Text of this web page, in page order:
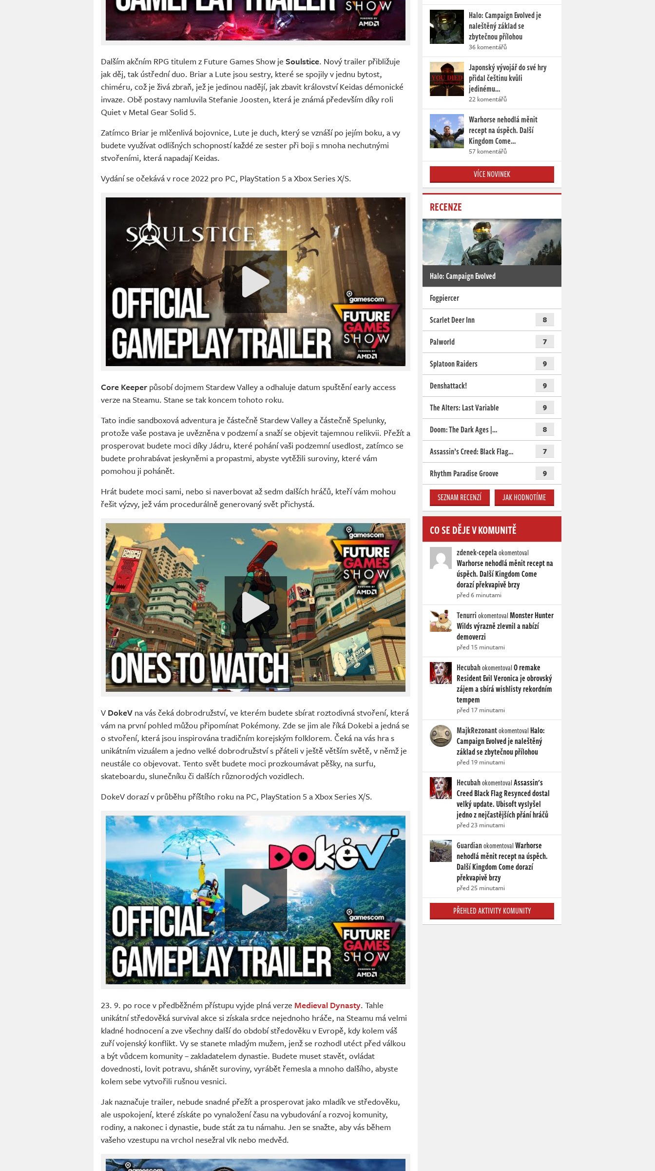
Dalším akčním RPG titulem z Future Games Show je Soulstice. Nový trailer přibližuje
jak děj, tak ústřední duo. Briar a Lute jsou sestry, které se spojily v jednu bytost,
chiméru, což je živá zbraň, jež je jedinou nadějí, jak zbavit království Keidas démonické
invaze. Obě postavy namluvila Stefanie Joosten, která je známá především díky roli
Quiet v Metal Gear Solid 5.
Zatímco Briar je mlčenlivá bojovnice, Lute je duch, který se vznáší po jejím boku, a vy
budete využívat odlišných schopností každé ze sester při boji s mnoha nechutnými
stvořeními, která napadají Keidas.
Vydání se očekává v roce 2022 pro PC, PlayStation 5 a Xbox Series X/S.
Core Keeper působí dojmem Stardew Valley a odhaluje datum spuštění early access
verze na Steamu. Stane se tak koncem tohoto roku.
Tato indie sandboxová adventura je částečně Stardew Valley a částečně Spelunky,
protože vaše postava je uvězněna v podzemí a snaží se objevit tajemnou relikvii. Přežít a
prosperovat budete moci díky Jádru, které pohání vaši podzemní usedlost, zatímco se
budete prohrabávat jeskyněmi a propastmi, abyste vytěžili suroviny, které vám
pomohou ji pohánět.
Hrát budete moci sami, nebo si naverbovat až sedm dalších hráčů, kteří vám mohou
řešit výzvy, jež vám procedurálně generovaný svět přichystá.
V DokeV na vás čeká dobrodružství, ve kterém budete sbírat roztodivná stvoření, která
vám na první pohled můžou připomínat Pokémony. Zde se jim ale říká Dokebi a jedná se
o stvoření, která jsou inspirována tradičním korejským folklorem. Čeká na vás hra s
unikátním vizuálem a jedno velké dobrodružství s přáteli v ještě větším světě, v němž je
neustále co objevovat. Tento svět budete moci prozkoumávat pěšky, na surfu,
skateboardu, slunečníku či dalších různorodých vozidlech.
DokeV dorazí v průběhu příštího roku na PC, PlayStation 5 a Xbox Series X/S.
23. 9. po roce v předběžném přístupu vyjde plná verze Medieval Dynasty. Tahle
unikátní středověká survival akce si získala srdce nejednoho hráče, na Steamu má velmi
kladné hodnocení a zve všechny další do období středověku v Evropě, kdy kolem váš
zuří vojenský konflikt. Vy se stanete mladým mužem, jenž se rozhodl utéct před válkou
a být vůdcem komunity – zakladatelem dynastie. Budete muset stavět, ovládat
dovednosti, lovit potravu, shánět suroviny, vyrábět řemesla a mnoho dalšího, abyste
kolem sebe vytvořili rušnou vesnici.
Jak naznačuje trailer, nebude snadné přežít a prosperovat jako mladík ve středověku,
ale uspokojení, které získáte po vynaložení času na vybudování a rozvoj komunity,
rodiny, a nakonec i dynastie, bude stát za tu námahu. Jen se snažte, aby vás během
vašeho vzestupu na vrchol nesežral vlk nebo medvěd.
Halo: Campaign Evolved je
naleštěný základ se
zbytečnou přílohou
36 komentářů
Japonský vývojář do své hry
přidal češtinu kvůli
jedinému…
22 komentářů
Warhorse nehodlá měnit
recept na úspěch. Další
Kingdom Come…
57 komentářů
VÍCE NOVINEK
RECENZE
Halo: Campaign Evolved
Fogpiercer
Scarlet Deer Inn
8
Palworld 7
Splatoon Raiders 9
Denshattack! 9
The Alters: Last Variable 9
Doom: The Dark Ages |… 8
Assassin’s Creed: Black Flag… 7
Rhythm Paradise Groove 9
SEZNAM RECENZÍ JAK HODNOTÍME
CO SE DĚJE V KOMUNITĚ
zdenek-cepelaokomentoval
Warhorse nehodlá měnit recept na
úspěch. Další Kingdom Come
dorazí překvapivě brzy
před 6 minutami
TenurriokomentovalMonster Hunter
Wilds výrazně zlevnil a nabízí
demoverzi
před 15 minutami
HecubahokomentovalO remake
Resident Evil Veronica je obrovský
zájem a sbírá wishlisty rekordním
tempem
před 17 minutami
MajkRezonantokomentoval Halo:
Campaign Evolved je naleštěný
základ se zbytečnou přílohou
před 19 minutami
HecubahokomentovalAssassin's
Creed Black Flag Resynced dostal
velký update. Ubisoft vyslyšel
jedno z nejčastějších přání hráčů
před 23 minutami
GuardianokomentovalWarhorse
nehodlá měnit recept na úspěch.
Další Kingdom Come dorazí
překvapivě brzy
před 25 minutami
PŘEHLED AKTIVITY KOMUNITY